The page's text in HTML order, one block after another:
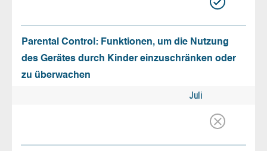
Parental Control: Funktionen, um die Nutzung
des Gerätes durch Kinder einzuschränken oder
zu überwachen
Juli